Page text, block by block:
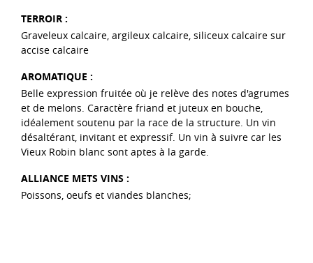
TERROIR :
Graveleux calcaire, argileux calcaire, siliceux calcaire sur
accise calcaire
AROMATIQUE :
Belle expression fruitée où je relève des notes d'agrumes
et de melons. Caractère friand et juteux en bouche,
idéalement soutenu par la race de la structure. Un vin
désaltérant, invitant et expressif. Un vin à suivre car les
Vieux Robin blanc sont aptes à la garde.
ALLIANCE METS VINS :
Poissons, oeufs et viandes blanches;